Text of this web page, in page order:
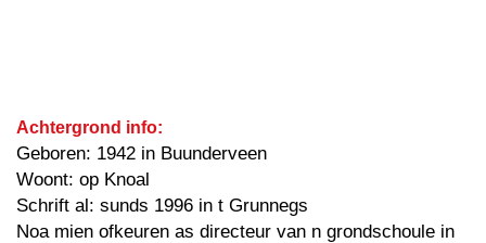
Achtergrond info:
Geboren: 1942 in Buunderveen
Woont: op Knoal
Schrift al: sunds 1996 in t Grunnegs
Noa mien ofkeuren as directeur van n grondschoule in